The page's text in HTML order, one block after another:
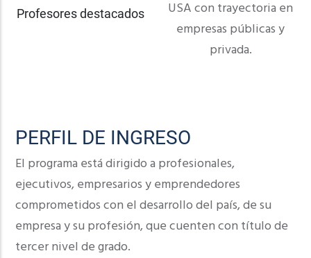
Profesores destacados
USA con trayectoria en
empresas públicas y
privada.
PERFIL DE INGRESO
El programa está dirigido a profesionales,
ejecutivos, empresarios y emprendedores
comprometidos con el desarrollo del país, de su
empresa y su profesión, que cuenten con título de
tercer nivel de grado.